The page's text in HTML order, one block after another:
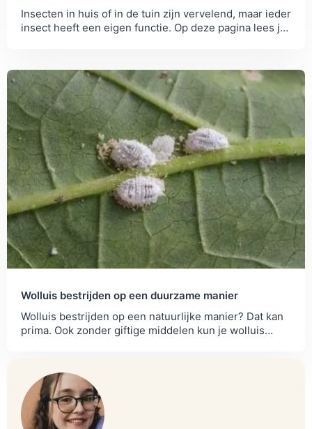
Insecten in huis of in de tuin zijn vervelend, maar ieder
insect heeft een eigen functie. Op deze pagina lees je
Wolluis bestrijden op een duurzame manier
Wolluis bestrijden op een natuurlijke manier? Dat kan
prima. Ook zonder giftige middelen kun je wolluis